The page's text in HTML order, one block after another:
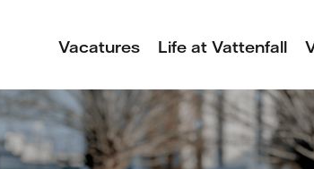
Vacatures Life at Vattenfall